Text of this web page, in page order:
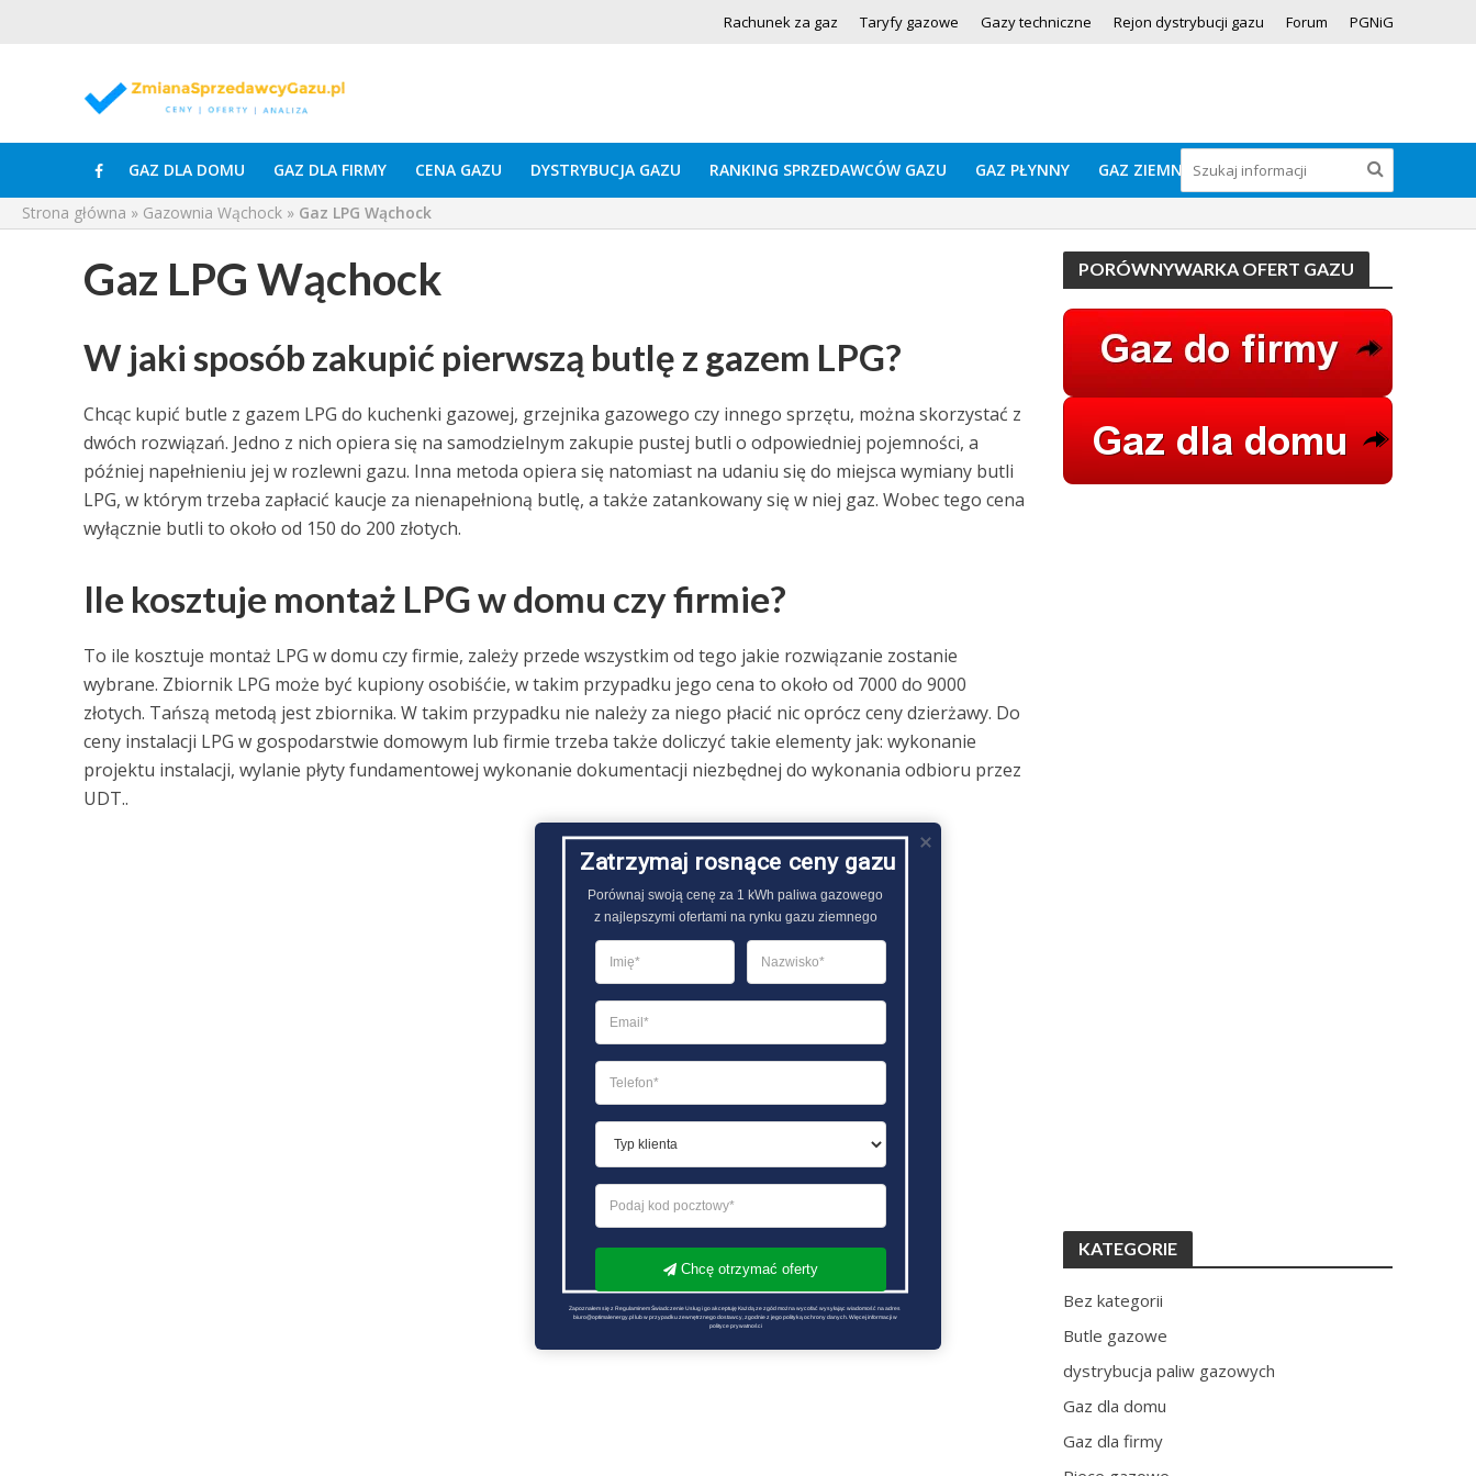
Rachunek za gaz Taryfy gazowe Gazy techniczne Rejon dystrybucji gazu Forum PGNiG
GAZ DLA DOMU GAZ DLA FIRMY CENA GAZU DYSTRYBUCJA GAZU RANKING SPRZEDAWCÓW GAZU GAZ PŁYNNY GAZ ZIEMNY
Strona główna » Gazownia Wąchock » Gaz LPG Wąchock
Gaz LPG Wąchock
W jaki sposób zakupić pierwszą butlę z gazem LPG?
Chcąc kupić butle z gazem LPG do kuchenki gazowej, grzejnika gazowego czy innego sprzętu, można skorzystać z
dwóch rozwiązań. Jedno z nich opiera się na samodzielnym zakupie pustej butli o odpowiedniej pojemności, a
później napełnieniu jej w rozlewni gazu. Inna metoda opiera się natomiast na udaniu się do miejsca wymiany butli
LPG, w którym trzeba zapłacić kaucje za nienapełnioną butlę, a także zatankowany się w niej gaz. Wobec tego cena
wyłącznie butli to około od 150 do 200 złotych.
Ile kosztuje montaż LPG w domu czy firmie?
To ile kosztuje montaż LPG w domu czy firmie, zależy przede wszystkim od tego jakie rozwiązanie zostanie
wybrane. Zbiornik LPG może być kupiony osobiśćie, w takim przypadku jego cena to około od 7000 do 9000
złotych. Tańszą metodą jest zbiornika. W takim przypadku nie należy za niego płacić nic oprócz ceny dzierżawy. Do
ceny instalacji LPG w gospodarstwie domowym lub firmie trzeba także doliczyć takie elementy jak: wykonanie
projektu instalacji, wylanie płyty fundamentowej wykonanie dokumentacji niezbędnej do wykonania odbioru przez
UDT..
PORÓWNYWARKA OFERT GAZU
KATEGORIE
Bez kategorii
Butle gazowe
dystrybucja paliw gazowych
Gaz dla domu
Gaz dla firmy
Zatrzymaj rosnące ceny gazu
Porównaj swoją cenę za 1 kWh paliwa gazowego
z najlepszymi ofertami na rynku gazu ziemnego
Chcę otrzymać oferty
Zapoznałem się z Regulaminem Świadczenie Usług i go akceptuję Każdą ze zgód można wycofać wysyłając wiadomość na adres
biuro@optimalenergy.pl lub w przypadku zewnętrznego dostawcy, zgodnie z jego polityką ochrony danych. Więcej informacji w
polityce prywatności